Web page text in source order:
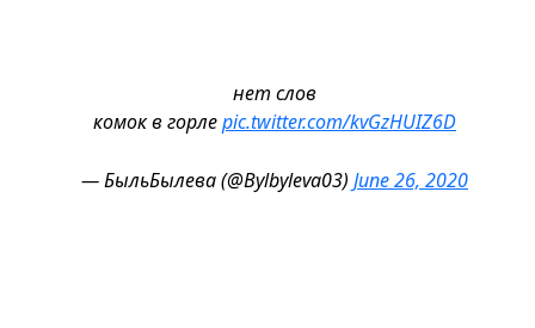
нет слов
комок в горлеpic.twitter.com/kvGzHUIZ6D
— БыльБылева (@Bylbyleva03) June 26, 2020